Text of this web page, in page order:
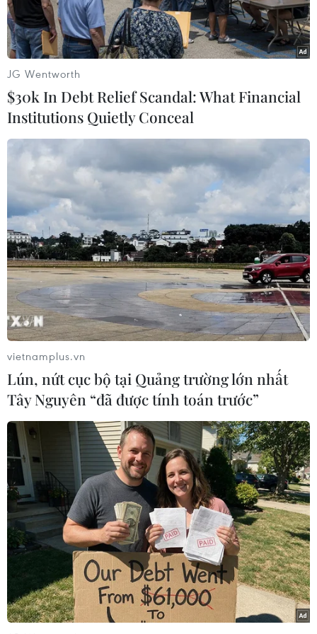
di động này.
Phó Chủ tịch Tập đoàn Samsung Lee Jae-yong. (Nguồn:
theverge)
Phó Chủ tịch Tập đoàn Samsung Lee Jae-yong
mới đây đã gặp mặt lãnh đạo của các nhà mạng
tác trong mảng mạng di động thế hệ thứ năm
(5G).
đến Nhật Bản vào tuần trước và thăm trụ sở của
các tập đoàn NTT Docomo Inc. và KDDI Corp.,
đồng thời trao đổi những ý tưởng kinh doanh
mạng 5G với lãnh đạo của hai nhà mạng di
động này.
Cuộc gặp trên diễn ra trong bối cảnh Nhật Bản
đang chuẩn bị cho ra mắt dịch vụ 5G hoàn
chỉnh, được dự đoán sẽ bắt đầu vào năm sau.
Trong khi đó, Samsung cũng đang nỗ lực thâm
nhập sâu hơn vào thị trường Nhật Bản.
JG Wentworth
$30k In Debt Relief Scandal: What Financial
Institutions Quietly Conceal
vietnamplus.vn
Lún, nứt cục bộ tại Quảng trường lớn nhất
Tây Nguyên “đã được tính toán trước”